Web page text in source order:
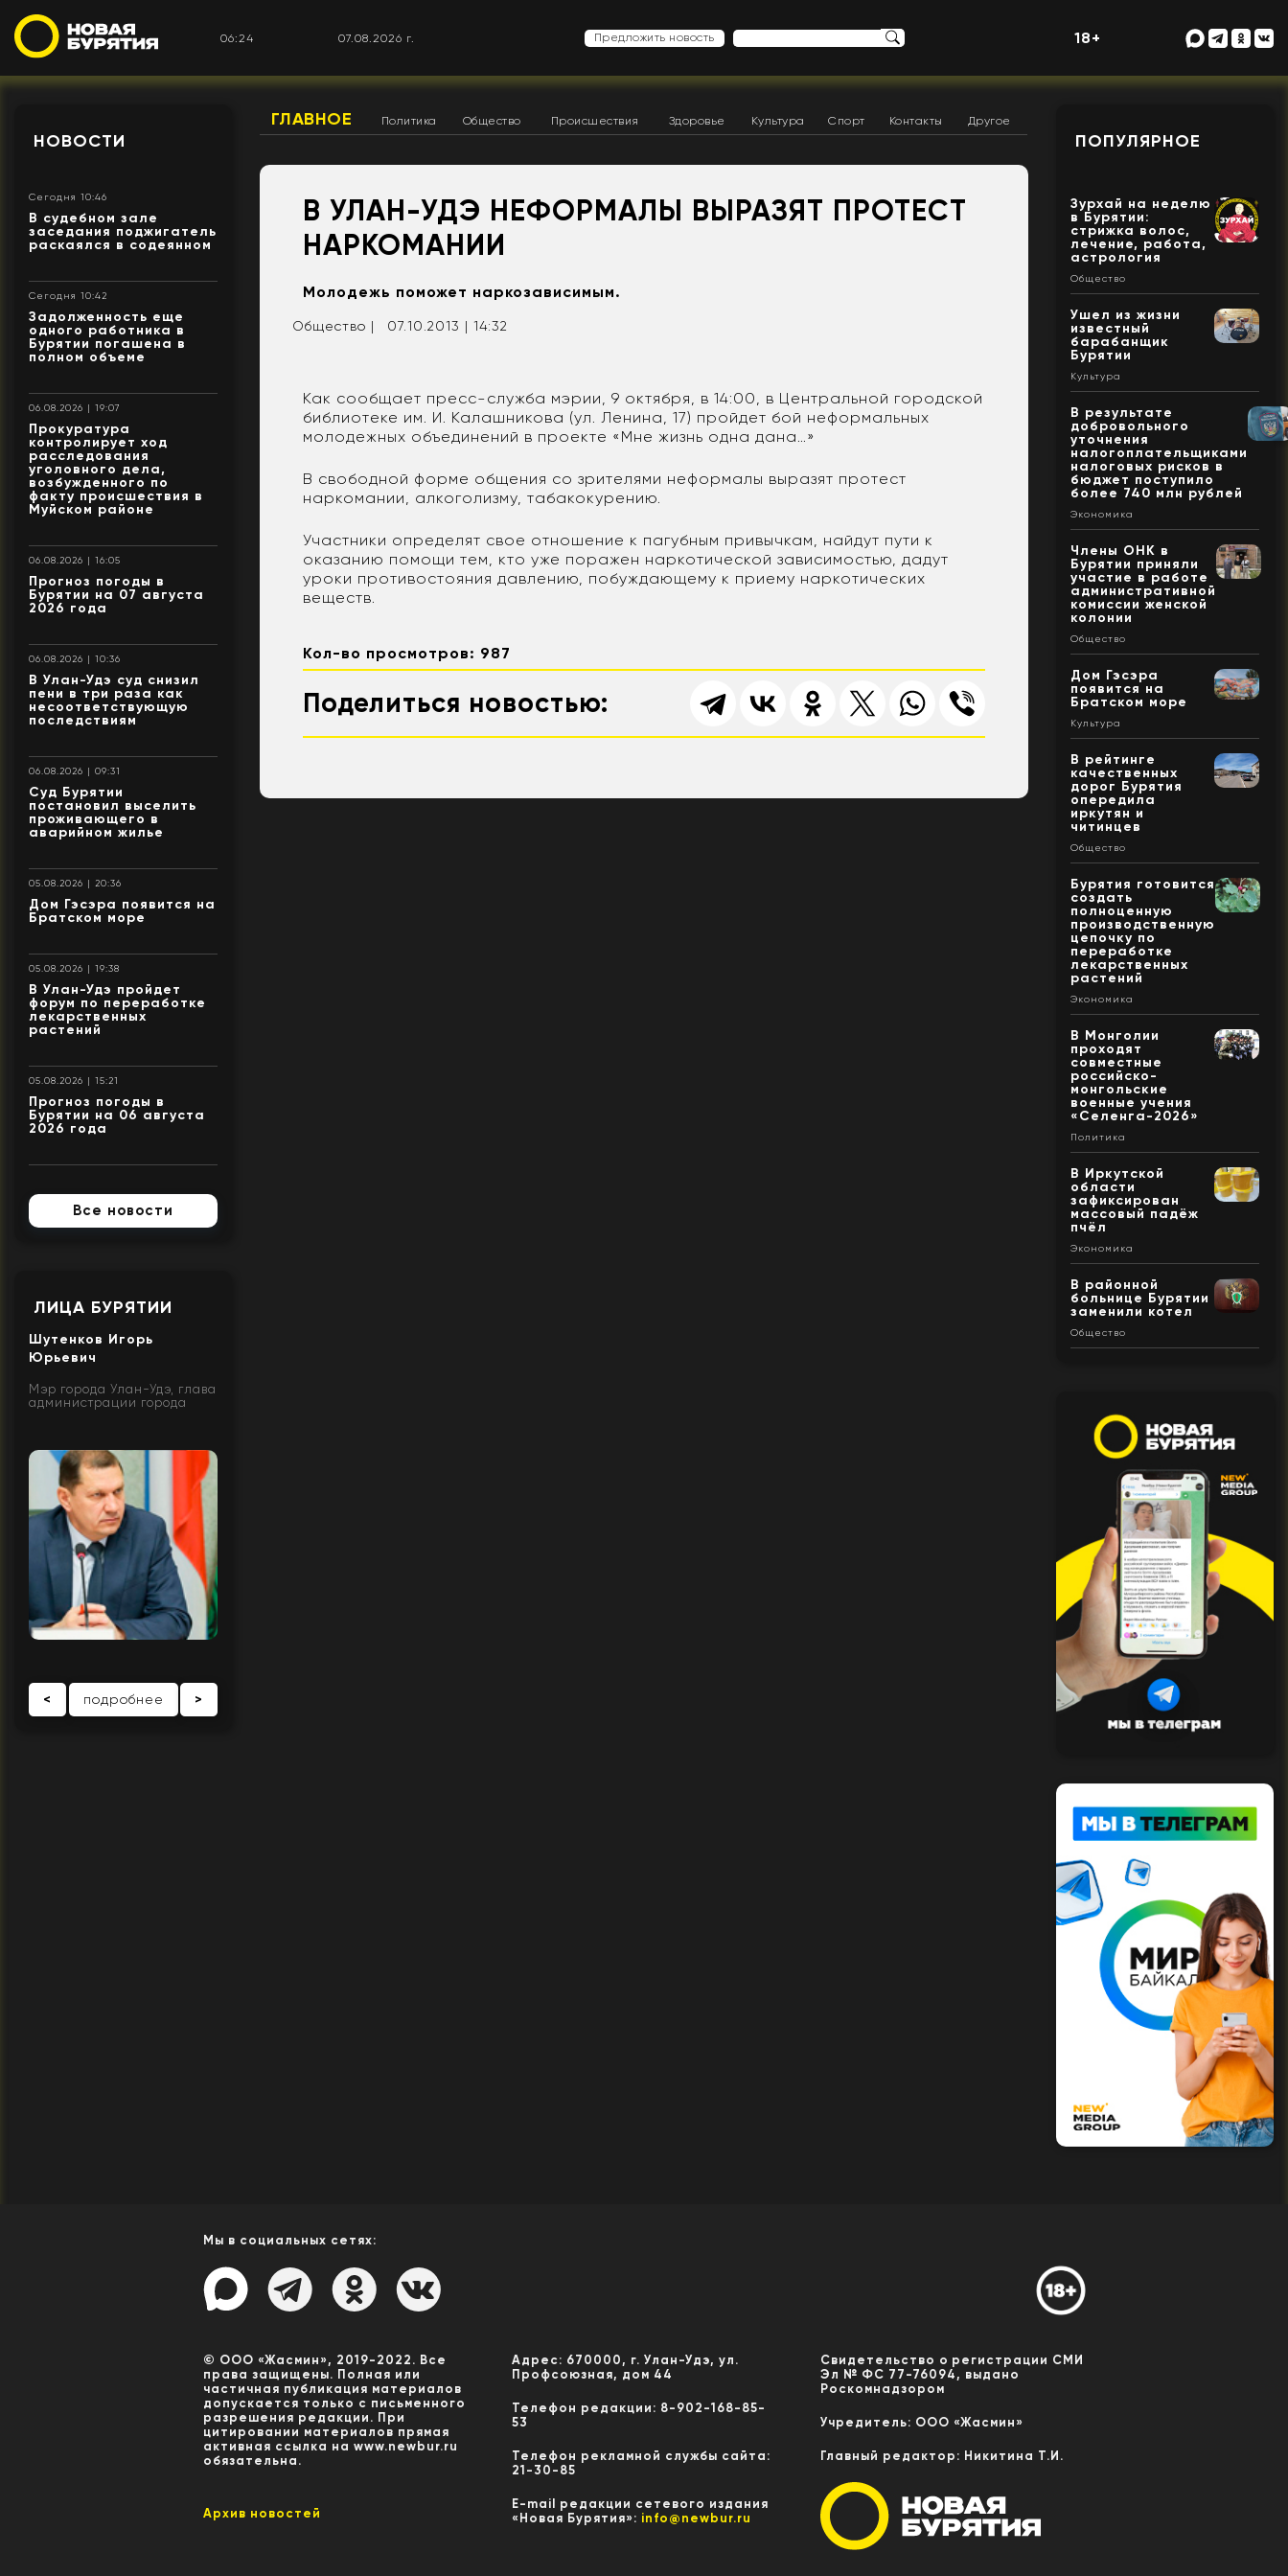
06:24 07.08.2026 г. Предложить новость 18+
НОВОСТИ
Сегодня 10:46
В судебном зале
заседания поджигатель
раскаялся в содеянном
Сегодня 10:42
Задолженность еще
одного работника в
Бурятии погашена в
полном объеме
06.08.2026 | 19:07
Прокуратура
контролирует ход
расследования
уголовного дела,
возбужденного по
факту происшествия в
Муйском районе
06.08.2026 | 16:05
Прогноз погоды в
Бурятии на 07 августа
2026 года
06.08.2026 | 10:36
В Улан-Удэ суд снизил
пени в три раза как
несоответствующую
последствиям
06.08.2026 | 09:31
Суд Бурятии
постановил выселить
проживающего в
аварийном жилье
05.08.2026 | 20:36
Дом Гэсэра появится на
Братском море
05.08.2026 | 19:38
В Улан-Удэ пройдет
форум по переработке
лекарственных
растений
05.08.2026 | 15:21
Прогноз погоды в
Бурятии на 06 августа
2026 года
Все новости
ЛИЦА БУРЯТИИ
Шутенков Игорь
Юрьевич
Мэр города Улан-Удэ, глава
администрации города
< подробнее >
ГЛАВНОЕ Политика Общество Происшествия Здоровье Культура Спорт Контакты Другое
В УЛАН-УДЭ НЕФОРМАЛЫ ВЫРАЗЯТ ПРОТЕСТ
НАРКОМАНИИ
Молодежь поможет наркозависимым.
Общество | 07.10.2013 | 14:32
Как сообщает пресс-служба мэрии, 9 октября, в 14:00, в Центральной городской
библиотеке им. И. Калашникова (ул. Ленина, 17) пройдет бой неформальных
молодежных объединений в проекте «Мне жизнь одна дана…»
В свободной форме общения со зрителями неформалы выразят протест
наркомании, алкоголизму, табакокурению.
Участники определят свое отношение к пагубным привычкам, найдут пути к
оказанию помощи тем, кто уже поражен наркотической зависимостью, дадут
уроки противостояния давлению, побуждающему к приему наркотических
веществ.
Кол-во просмотров: 987
Поделиться новостью:
ПОПУЛЯРНОЕ
Зурхай на неделю
в Бурятии:
стрижка волос,
лечение, работа,
астрология
Общество
Ушел из жизни
известный
барабанщик
Бурятии
Культура
В результате
добровольного
уточнения
налогоплательщиками
налоговых рисков в
бюджет поступило
более 740 млн рублей
Экономика
Члены ОНК в
Бурятии приняли
участие в работе
административной
комиссии женской
колонии
Общество
Дом Гэсэра
появится на
Братском море
Культура
В рейтинге
качественных
дорог Бурятия
опередила
иркутян и
читинцев
Общество
Бурятия готовится
создать
полноценную
производственную
цепочку по
переработке
лекарственных
растений
Экономика
В Монголии
проходят
совместные
российско-
монгольские
военные учения
«Селенга-2026»
Политика
В Иркутской
области
зафиксирован
массовый падёж
пчёл
Экономика
В районной
больнице Бурятии
заменили котел
Общество
Мы в социальных сетях:
© ООО «Жасмин», 2019-2022. Все
права защищены. Полная или
частичная публикация материалов
допускается только с письменного
разрешения редакции. При
цитировании материалов прямая
активная ссылка на www.newbur.ru
обязательна.
Архив новостей
Адрес: 670000, г. Улан-Удэ, ул.
Профсоюзная, дом 44
Телефон редакции: 8-902-168-85-
53
Телефон рекламной службы сайта:
21-30-85
E-mail редакции сетевого издания
«Новая Бурятия»: info@newbur.ru
Свидетельство о регистрации СМИ
Эл № ФС 77-76094, выдано
Роскомнадзором
Учредитель: ООО «Жасмин»
Главный редактор: Никитина Т.И.